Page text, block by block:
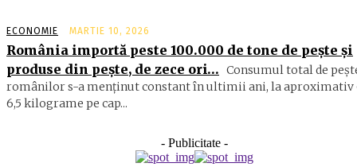
ECONOMIE MARTIE 10, 2026
România importă peste 100.000 de tone de peşte şi
produse din peşte, de zece ori… Consumul total de
ro­mâ­nilor s-a menţinut constant în ul­timii ani, la aproximativ
6,5 ki­lograme pe cap...
- Publicitate -